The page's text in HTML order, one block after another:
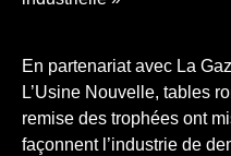
En partenariat avec La
L’Usine Nouvelle, tables
remise des trophées ont
façonnent l’industrie de